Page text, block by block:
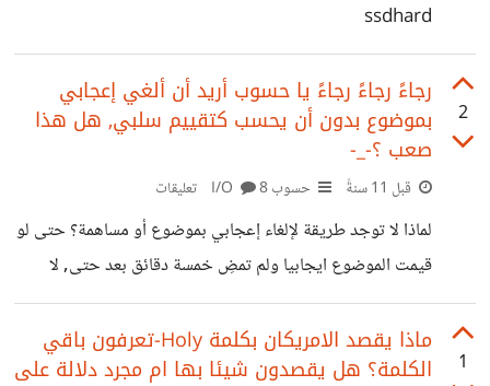
ssdhard
2
رجاءً رجاءً رجاءً يا حسوب أريد أن ألغي إعجابي
بموضوع بدون أن يحسب كتقييم سلبي, هل هذا
صعب ؟-_-
قبل 11 سنةً حسوب I/O8 تعليقات
لماذا لا توجد طريقة لإلغاء إعجابي بموضوع أو مساهمة؟ حتى لو
قيمت الموضوع ايجابيا ولم تمضِ خمسة دقائق بعد حتى, لا
أستطيع إلغاء إعجابي مما يضطرني إلى تقييم ذلك المسكين
بالسالب حتى يُلغى تقييمي الموجب! لماذا تضطروني إلى هذا
الفعل يا حسوب! لماذا لا تضيفون هذه الميزة؟ على الأقل اضيفوا
1
ماذا يقصد الامريكان بكلمة Holy-تعرفون باقي
الكلمة؟ هل يقصدون شيئا بها ام مجرد دلالة على